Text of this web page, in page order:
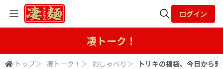
ログイン
凄トーク！
トップ＞ 凄トーク！ ＞ おしゃべり ＞ トリキの福袋、今日から